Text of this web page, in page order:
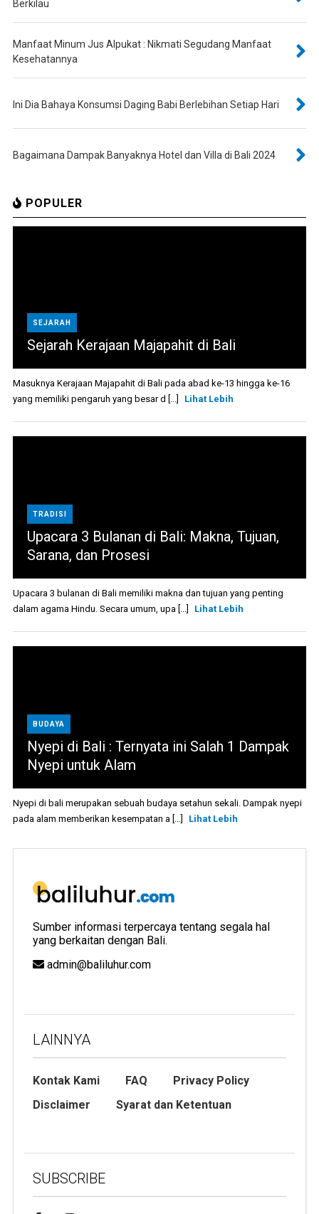
Berkilau
Manfaat Minum Jus Alpukat : Nikmati Segudang Manfaat
Kesehatannya
Ini Dia Bahaya Konsumsi Daging Babi Berlebihan Setiap Hari
Bagaimana Dampak Banyaknya Hotel dan Villa di Bali 2024
POPULER
SEJARAH
Sejarah Kerajaan Majapahit di Bali
Masuknya Kerajaan Majapahit di Bali pada abad ke-13 hingga ke-16
yang memiliki pengaruh yang besar d [...]
Lihat Lebih
TRADISI
Upacara 3 Bulanan di Bali: Makna, Tujuan,
Sarana, dan Prosesi
Upacara 3 bulanan di Bali memiliki makna dan tujuan yang penting
dalam agama Hindu. Secara umum, upa [...]
Lihat Lebih
BUDAYA
Nyepi di Bali : Ternyata ini Salah 1 Dampak
Nyepi untuk Alam
Nyepi di bali merupakan sebuah budaya setahun sekali. Dampak nyepi
pada alam memberikan kesempatan a [...]
Lihat Lebih
Sumber informasi terpercaya tentang segala hal
yang berkaitan dengan Bali.
admin@baliluhur.com
LAINNYA
Kontak Kami FAQ
Privacy Policy
Disclaimer
Syarat dan Ketentuan
SUBSCRIBE